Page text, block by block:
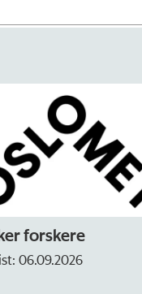
forskere
06.09.2026